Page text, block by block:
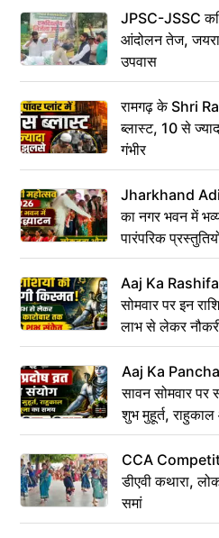
JPSC-JSSC
आंदोलन तेज,
उपवास
रामगढ़ के Shri
ब्लास्ट, 10 से
गंभीर
Jharkhand
का नगर भवन में
पारंपरिक
Aaj Ka
सोमवार पर इन
लाभ से लेकर
संकेत
Aaj Ka
सावन सोमवार पर
शुभ मुहूर्त,
CCA
डीएवी कथारा,
समां